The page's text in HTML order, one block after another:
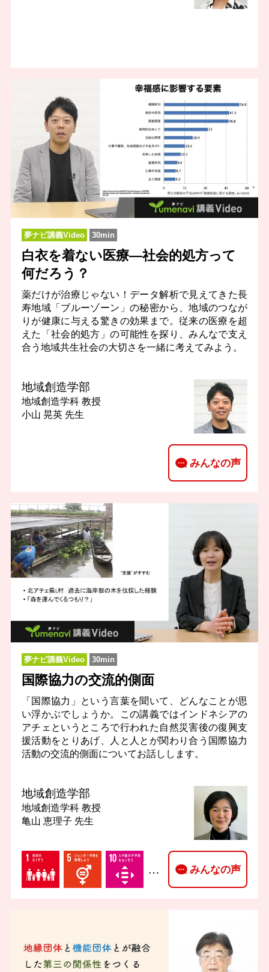
夢ナビ講義Video 30min
白衣を着ない医療―社会的処方って
何だろう？
薬だけが治療じゃない！データ解析で見えてきた長
寿地域「ブルーゾーン」の秘密から、地域のつなが
りが健康に与える驚きの効果まで。従来の医療を超
えた「社会的処方」の可能性を探り、みんなで支え
合う地域共生社会の大切さを一緒に考えてみよう。
地域創造学部
地域創造学科 教授
小山 晃英 先生
みんなの声
夢ナビ講義Video 30min
国際協力の交流的側面
「国際協力」という言葉を聞いて、どんなことが思
い浮かぶでしょうか。この講義ではインドネシアの
アチェというところで行われた自然災害後の復興支
援活動をとりあげ、人と人とが関わり合う国際協力
活動の交流的側面についてお話しします。
地域創造学部
地域創造学科 教授
亀山 恵理子 先生
… みんなの声